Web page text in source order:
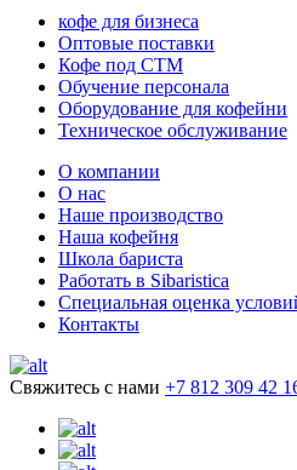
кофе для бизнеса
Оптовые поставки
Кофе под СТМ
Обучение персонала
Оборудование для кофейни
Техническое обслуживание
О компании
О нас
Наше производство
Наша кофейня
Школа бариста
Работать в Sibaristica
Специальная оценка
Контакты
Свяжитесь с нами +7 812 309 42